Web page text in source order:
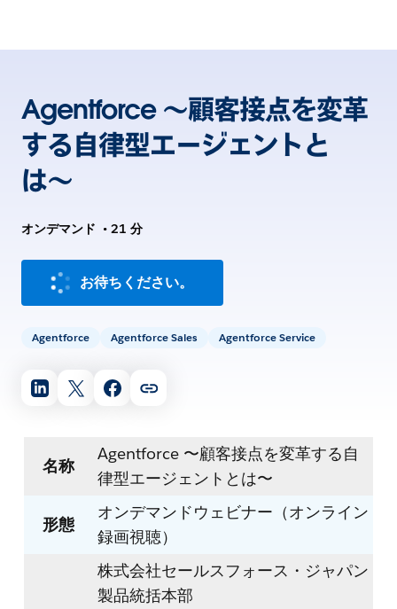
Agentforce 〜顧客接点を変革
する自律型エージェントと
は〜
オンデマンド • 21 分
お待ちください。
Agentforce Agentforce Sales Agentforce Service
名称
Agentforce 〜顧客接点を変革する自
律型エージェントとは〜
形態
オンデマンドウェビナー（オンライン
録画視聴）
株式会社セールスフォース・ジャパン
製品統括本部